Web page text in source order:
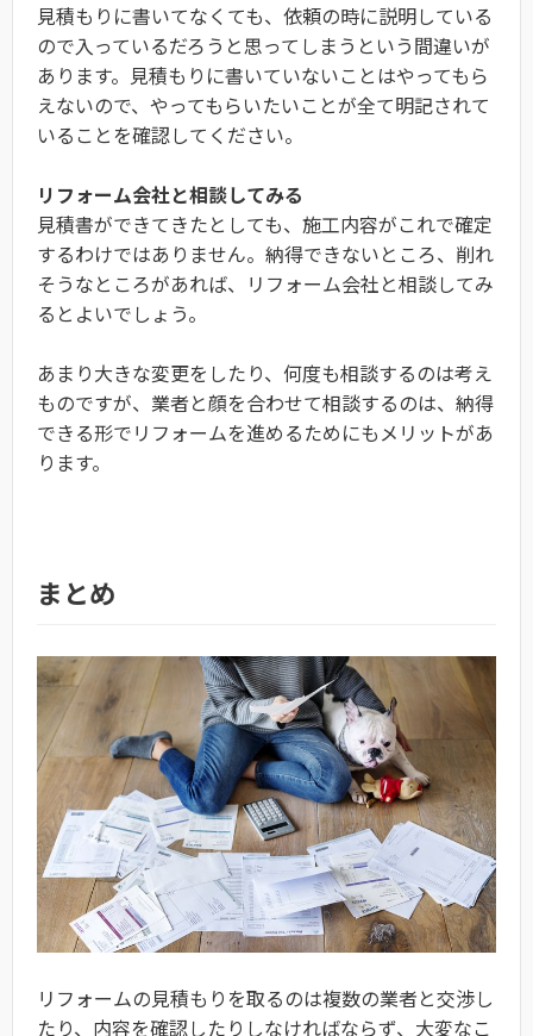
見積もりに書いてなくても、依頼の時に説明している
ので入っているだろうと思ってしまうという間違いが
あります。見積もりに書いていないことはやってもら
えないので、やってもらいたいことが全て明記されて
いることを確認してください。
リフォーム会社と相談してみる
見積書ができてきたとしても、施工内容がこれで確定
するわけではありません。納得できないところ、削れ
そうなところがあれば、リフォーム会社と相談してみ
るとよいでしょう。
あまり大きな変更をしたり、何度も相談するのは考え
ものですが、業者と顔を合わせて相談するのは、納得
できる形でリフォームを進めるためにもメリットがあ
ります。
まとめ
リフォームの見積もりを取るのは複数の業者と交渉し
たり、内容を確認したりしなければならず、大変なこ